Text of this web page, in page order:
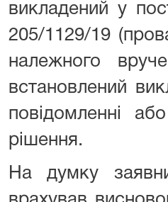
викладений у
205/1129/19
належного
встановлений
повідомленні
рішення.
На думку